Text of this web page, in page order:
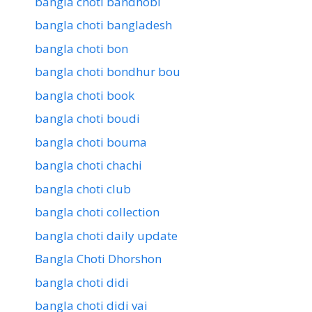
bangla choti bangladesh
bangla choti bon
bangla choti bondhur bou
bangla choti book
bangla choti boudi
bangla choti bouma
bangla choti chachi
bangla choti club
bangla choti collection
bangla choti daily update
Bangla Choti Dhorshon
bangla choti didi
bangla choti didi vai